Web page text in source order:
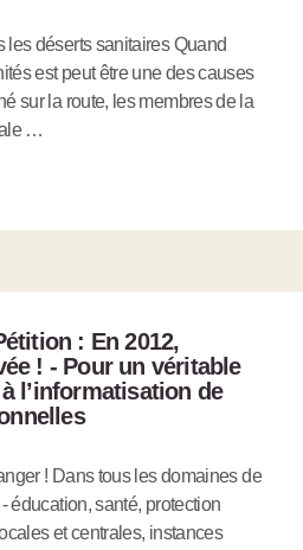
déserts sanitaires Quand
est peut être une des causes
sur la route, les membres de la
…
: En 2012,
! - Pour un véritable
l’informatisation de
! Dans tous les domaines de
éducation, santé, protection
et centrales, instances